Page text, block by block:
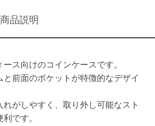
商品説明
ス向けのコインケースです。
前面のポケットが特徴的なデザイ
がしやすく、取り外し可能なスト
です。